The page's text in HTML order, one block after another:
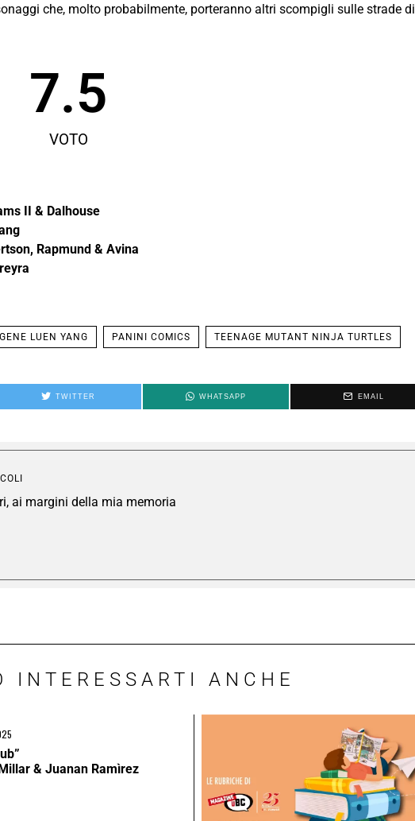
che, molto probabilmente, porteranno altri scompigli sulle strade di
VOTO
7.5
II & Dalhouse
Rapmund & Avina
GENE LUEN YANG PANINI COMICS TEENAGE MUTANT NINJA TURTLES
TWITTER WHATSAPP EMAIL
ai margini della mia memoria
INTERESSARTI ANCHE
& Juanan Ramìrez